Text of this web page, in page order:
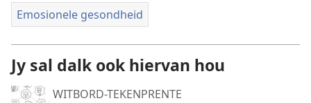
Emosionele gesondheid
Jy sal dalk ook hiervan hou
WITBORD-TEKENPRENTE